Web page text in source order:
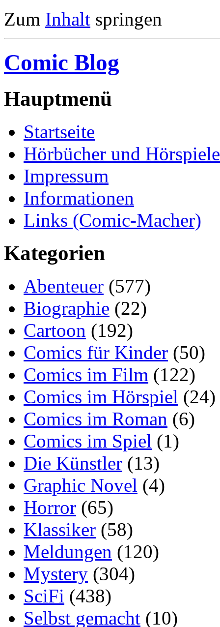
Zum Inhalt springen
Comic Blog
Hauptmenü
Startseite
Hörbücher und Hörspiele
Impressum
Informationen
Links (Comic-Macher)
Kategorien
Abenteuer (577)
Biographie (22)
Cartoon (192)
Comics für Kinder (50)
Comics im Film (122)
Comics im Hörspiel (24)
Comics im Roman (6)
Comics im Spiel (1)
Die Künstler (13)
Graphic Novel (4)
Horror (65)
Klassiker (58)
Meldungen (120)
Mystery (304)
SciFi (438)
Selbst gemacht (10)